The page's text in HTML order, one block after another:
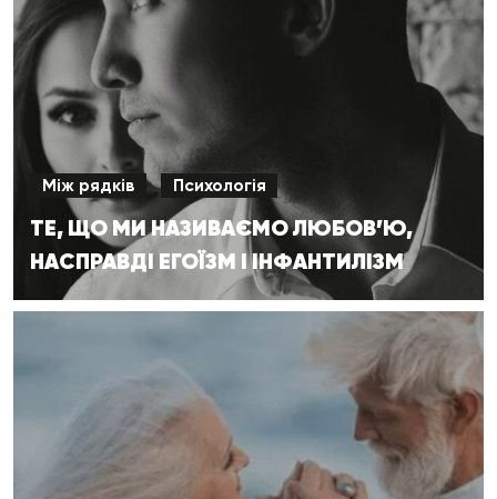
Між рядків Психологія
ТЕ, ЩО МИ НАЗИВАЄМО ЛЮБОВ’Ю,
НАСПРАВДІ ЕГОЇЗМ І ІНФАНТИЛІЗМ